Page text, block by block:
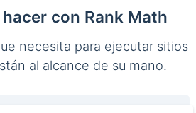
con Rank Math
necesita para ejecutar sitios
al alcance de su mano.